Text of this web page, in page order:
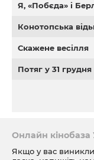
Я, «Побєда» і
Конотопська
Скажене весілля
Потяг у 31 грудня
Онлайн кінобаза
Якщо у вас виникли